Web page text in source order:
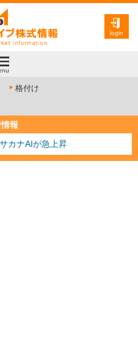
login
格付け
報
カナAIが急上昇
新